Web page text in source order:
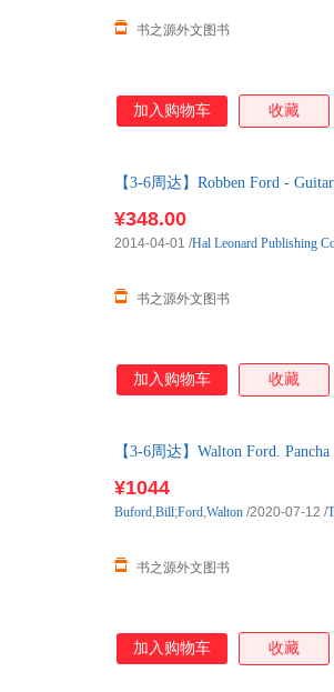
书之源外文图书
加入购物车 收藏
【3-6周达】Robben Ford -
¥348.00
书之源外文图书
2014-04-01 /Hal Leonard Publishing
加入购物车 收藏
【3-6周达】Walton Ford.
¥1044
书之源外文图书
Buford,Bill;Ford,Walton /2020-07-12 /
加入购物车 收藏